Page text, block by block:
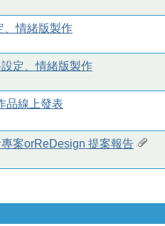
、情緒版製作
定、情緒版製作
品線上發表
案orReDesign 提案報告